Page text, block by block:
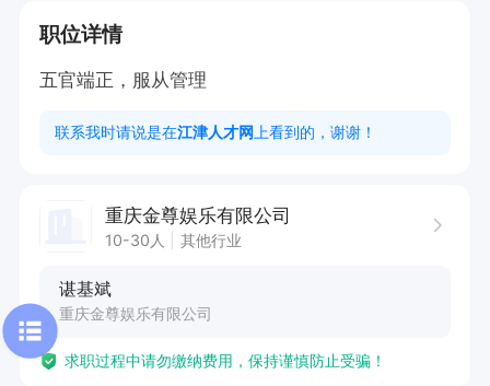
职位详情
五官端正，服从管理
联系我时请说是在江津人才网 上看到的，谢谢！
重庆金尊娱乐有限公司
10-30人 其他行业
谌基斌
重庆金尊娱乐有限公司
求职过程中请勿缴纳费用，保持谨慎防止受骗！